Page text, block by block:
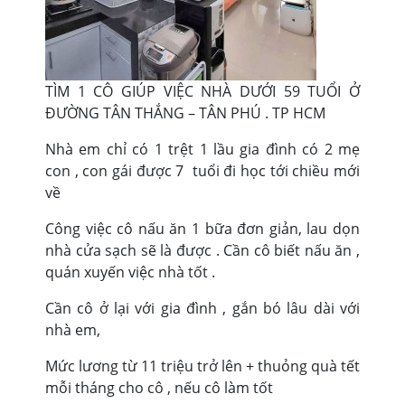
TÌM 1 CÔ GIÚP VIỆC NHÀ DƯỚI 59 TUỔI Ở
ĐƯỜNG TÂN THẮNG – TÂN PHÚ . TP HCM
Nhà em chỉ có 1 trệt 1 lầu gia đình có 2 mẹ
con , con gái được 7 tuổi đi học tới chiều mới
về
Công việc cô nấu ăn 1 bữa đơn giản, lau dọn
nhà cửa sạch sẽ là được . Cần cô biết nấu ăn ,
quán xuyến việc nhà tốt .
Cần cô ở lại với gia đình , gắn bó lâu dài với
nhà em,
Mức lương từ 11 triệu trở lên + thuỏng quà tết
mỗi tháng cho cô , nếu cô làm tốt